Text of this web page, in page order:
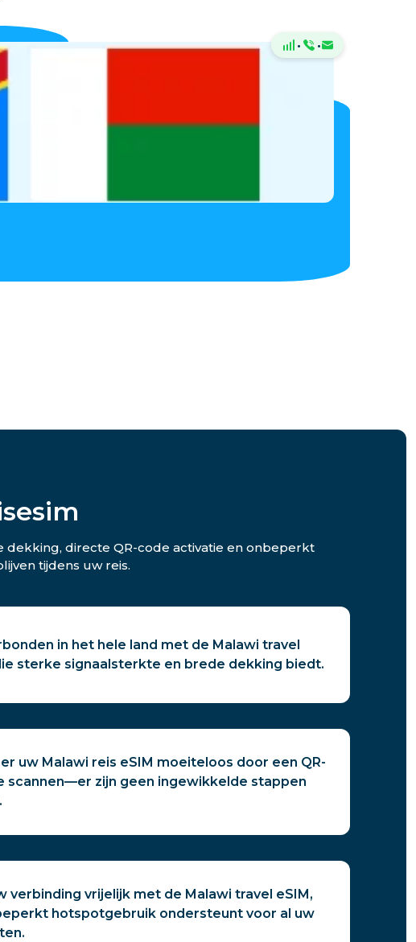
· ·
directe QR-code activatie en onbeperkt
tijdens uw reis.
in het hele land met de Malawi travel
sterke signaalsterkte en brede dekking biedt.
uw Malawi reis eSIM moeiteloos door een QR-
scannen—er zijn geen ingewikkelde stappen
verbinding vrijelijk met de Malawi travel eSIM,
hotspotgebruik ondersteunt voor al uw